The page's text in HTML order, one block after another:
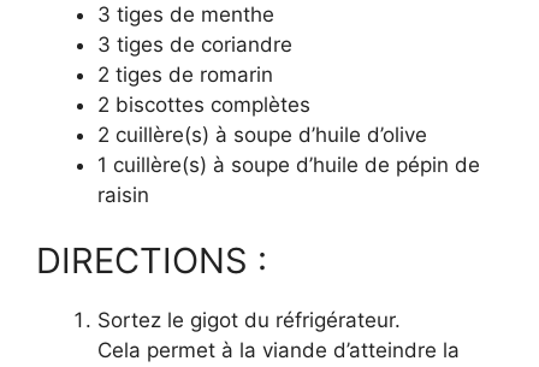
3 tiges de menthe
3 tiges de coriandre
2 tiges de romarin
2 biscottes complètes
2 cuillère(s) à soupe d’huile d’olive
1 cuillère(s) à soupe d’huile de pépin de
raisin
DIRECTIONS :
Sortez le gigot du réfrigérateur.
Cela permet à la viande d’atteindre la